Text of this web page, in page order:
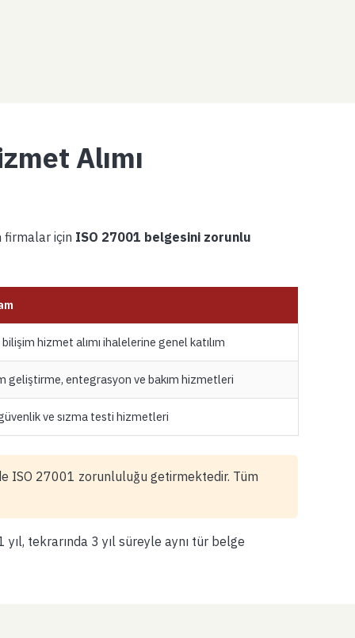
Alımı
firmalar için ISO 27001 belgesini zorunlu
hizmet alımı ihalelerine genel katılım
geliştirme, entegrasyon ve bakım hizmetleri
ve sızma testi hizmetleri
ISO 27001 zorunluluğu getirmektedir. Tüm
tekrarında 3 yıl süreyle aynı tür belge